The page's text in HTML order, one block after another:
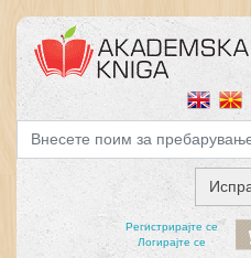
Регистрирајтe се
Логирајте се